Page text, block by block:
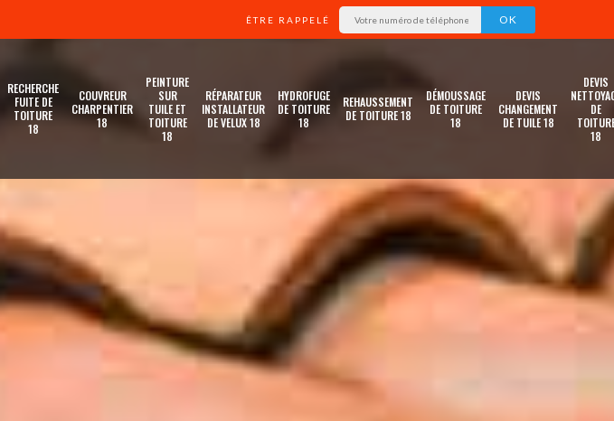
ÊTRE RAPPELÉ
RECHERCHE
FUITE DE
TOITURE
18
COUVREUR
CHARPENTIER
18
PEINTURE
SUR
TUILE ET
TOITURE
18
RÉPARATEUR
INSTALLATEUR
DE VELUX 18
HYDROFUGE
DE TOITURE
18
REHAUSSEMENT
DE TOITURE 18
DÉMOUSSAGE
DE TOITURE
18
DEVIS
CHANGEMENT
DE TUILE 18
DEVIS
DE
18